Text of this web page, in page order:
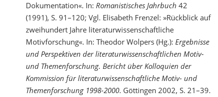
Dokumentation«. In: Romanistisches Jahrbuch 42
(1991), S. 91–120; Vgl. Elisabeth Frenzel: »Rückblick auf
zweihundert Jahre literaturwissenschaftliche
Motivforschung«. In: Theodor Wolpers (Hg.): Ergebnisse
und Perspektiven der literaturwissenschaftlichen Motiv-
und Themenforschung. Bericht über Kolloquien der
Kommission für literaturwissenschaftliche Motiv- und
Themenforschung 1998-2000. Göttingen 2002, S. 21–39.